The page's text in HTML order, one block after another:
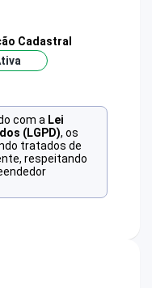
Cadastral
com a Lei
(LGPD), os
tratados de
respeitando